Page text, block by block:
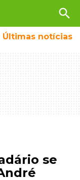
search
Últimas notícias
se